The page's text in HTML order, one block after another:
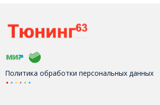
Политика обработки персональных данных